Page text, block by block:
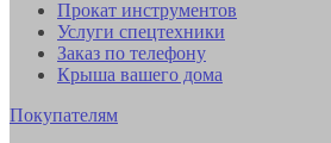
Прокат инструментов
Услуги спецтехники
Заказ по телефону
Крыша вашего дома
Покупателям